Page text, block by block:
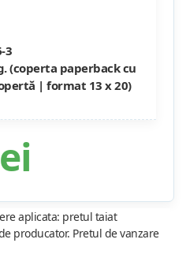
3
(coperta paperback cu
| format 13 x 20)
aplicata: pretul taiat
producator. Pretul de vanzare